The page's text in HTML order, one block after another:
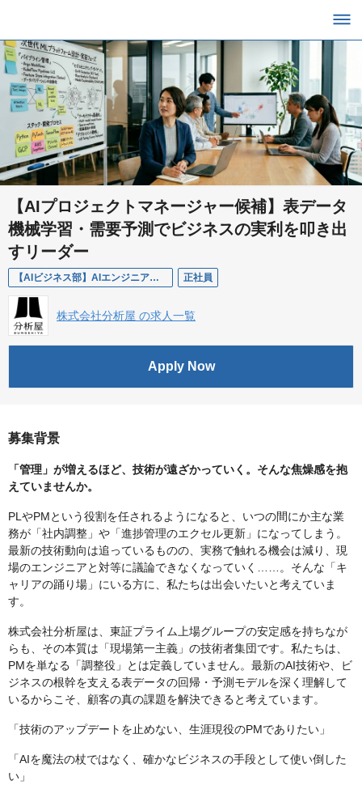
【AIプロジェクトマネージャー候補】表データ
機械学習・需要予測でビジネスの実利を叩き出
すリーダー
【AIビジネス部】AIエンジニア／PM層 正社員
株式会社分析屋 の求人一覧
Apply Now
募集背景
「管理」が増えるほど、技術が遠ざかっていく。そんな焦燥感を抱
えていませんか。
PLやPMという役割を任されるようになると、いつの間にか主な業
務が「社内調整」や「進捗管理のエクセル更新」になってしまう。
最新の技術動向は追っているものの、実務で触れる機会は減り、現
場のエンジニアと対等に議論できなくなっていく……。そんな「キ
ャリアの踊り場」にいる方に、私たちは出会いたいと考えていま
す。
株式会社分析屋は、東証プライム上場グループの安定感を持ちなが
らも、その本質は「現場第一主義」の技術者集団です。私たちは、
PMを単なる「調整役」とは定義していません。最新のAI技術や、ビ
ジネスの根幹を支える表データの回帰・予測モデルを深く理解して
いるからこそ、顧客の真の課題を解決できると考えています。
「技術のアップデートを止めない、生涯現役のPMでありたい」
「AIを魔法の杖ではなく、確かなビジネスの手段として使い倒した
い」